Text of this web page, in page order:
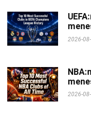
2026-
2026-